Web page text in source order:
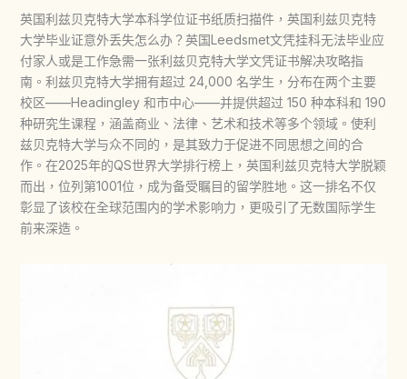
英国利兹贝克特大学本科学位证书纸质扫描件，英国利兹贝克特
大学毕业证意外丢失怎么办？英国Leedsmet文凭挂科无法毕业应
付家人或是工作急需一张利兹贝克特大学文凭证书解决攻略指
南。利兹贝克特大学拥有超过 24,000 名学生，分布在两个主要
校区——Headingley 和市中心——并提供超过 150 种本科和 190
种研究生课程，涵盖商业、法律、艺术和技术等多个领域。使利
兹贝克特大学与众不同的，是其致力于促进不同思想之间的合
作。在2025年的QS世界大学排行榜上，英国利兹贝克特大学脱颖
而出，位列第1001位，成为备受瞩目的留学胜地。这一排名不仅
彰显了该校在全球范围内的学术影响力，更吸引了无数国际学生
前来深造。